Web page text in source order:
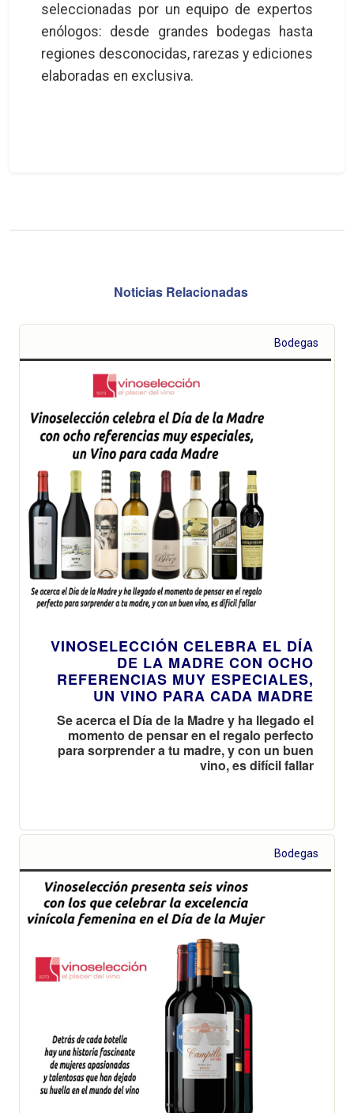
seleccionadas por un equipo de expertos
enólogos: desde grandes bodegas hasta
regiones desconocidas, rarezas y ediciones
elaboradas en exclusiva.
Noticias Relacionadas
Bodegas
VINOSELECCIÓN CELEBRA EL DÍA
DE LA MADRE CON OCHO
REFERENCIAS MUY ESPECIALES,
UN VINO PARA CADA MADRE
Se acerca el Día de la Madre y ha llegado el
momento de pensar en el regalo perfecto
para sorprender a tu madre, y con un buen
vino, es difícil fallar
Bodegas